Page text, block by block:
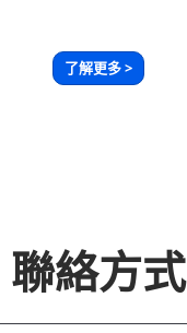
了解更多 >
聯絡方式